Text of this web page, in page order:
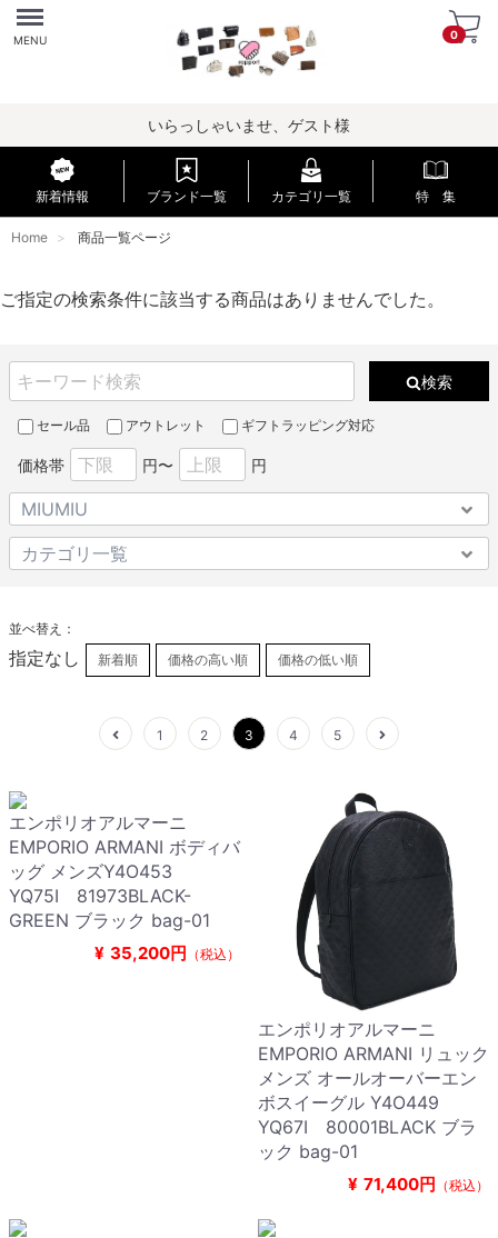
Menu
MENU 0
いらっしゃいませ、ゲスト様
新着情報 ブランド一覧 カテゴリ一覧 特 集
Home 商品一覧ページ
ご指定の検索条件に該当する商品はありませんでした。
検索
セール品 アウトレット ギフトラッピング対応
価格帯 円〜 円
並べ替え：
指定なし 新着順 価格の高い順 価格の低い順
1 2 3 4 5
エンポリオアルマーニ
EMPORIO ARMANI ボディバ
ッグ メンズY4O453
YQ75I 81973BLACK-
GREEN ブラック bag-01
¥ 35,200円 （税込）
エンポリオアルマーニ
EMPORIO ARMANI リュック
メンズ オールオーバーエン
ボスイーグル Y4O449
YQ67I 80001BLACK ブラ
ック bag-01
¥ 71,400円 （税込）